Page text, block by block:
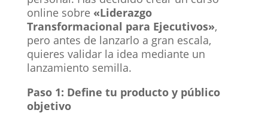
online sobre «Liderazgo
Transformacional para Ejecutivos»,
pero antes de lanzarlo a gran escala,
quieres validar la idea mediante un
lanzamiento semilla.
Paso 1: Define tu producto y público
objetivo